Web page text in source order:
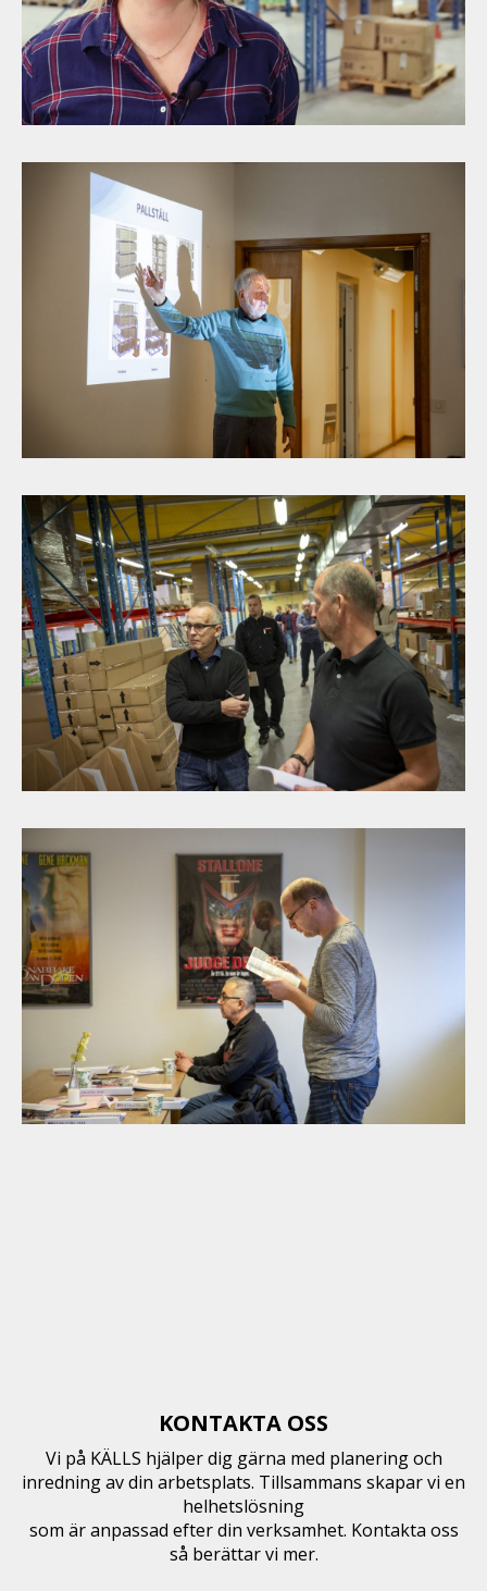
KONTAKTA OSS
Vi på KÄLLS hjälper dig gärna med planering och
inredning av din arbetsplats. Tillsammans skapar vi en
helhetslösning
som är anpassad efter din verksamhet. Kontakta oss
så berättar vi mer.